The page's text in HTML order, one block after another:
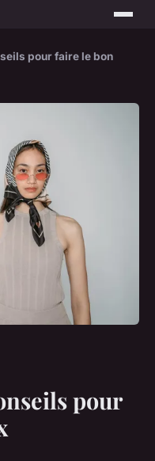
pour faire le bon
pour